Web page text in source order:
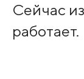
Сейчас
работает.